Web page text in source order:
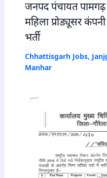
जनपद पंचायत पामगढ़
महिला प्रोड्यूसर
भर्ती
Chhattisgarh Jobs,
Manhar